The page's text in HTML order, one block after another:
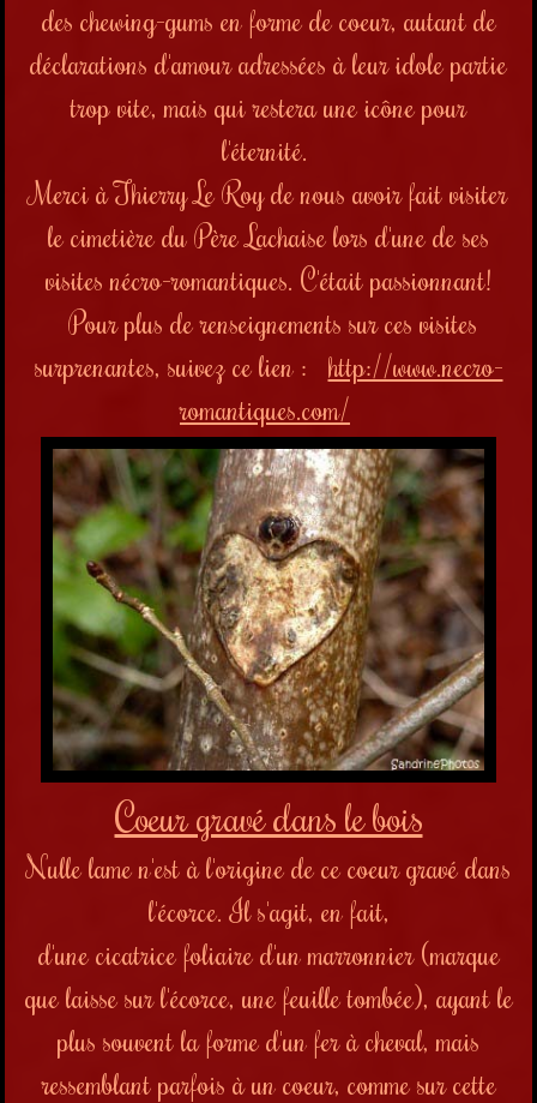
des chewing-gums en forme de coeur, autant de
déclarations d'amour adressées à leur idole partie
trop vite, mais qui restera une icône pour
l'éternité.
Merci à Thierry Le Roy de nous avoir fait visiter
le cimetière du Père Lachaise lors d'une de ses
visites nécro-romantiques. C'était passionnant!
Pour plus de renseignements sur ces visites
surprenantes, suivez ce lien : http://www.necro-
romantiques.com/
Coeur gravé dans le bois
Nulle lame n'est à l'origine de ce coeur gravé dans
l'écorce. Il s'agit, en fait,
d'unecicatrice foliaired'un marronnier(marque
que laisse sur l'écorce, une feuille tombée), ayant le
plus souvent la forme d'un fer à cheval, mais
ressemblant parfois à un coeur, comme sur cette